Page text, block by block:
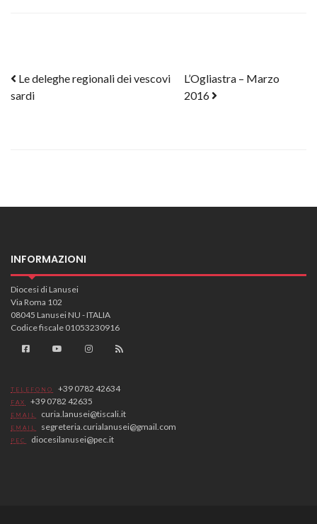
Post navigation
Le deleghe regionali dei vescovi
sardi
L’Ogliastra – Marzo
2016
INFORMAZIONI
Diocesi di Lanusei
Via Roma 102
08045 Lanusei NU - ITALIA
Codice fiscale 01053230916
TELEFONO +39 0782 42634
FAX +39 0782 42635
EMAIL curia.lanusei@tiscali.it
EMAIL segreteria.curialanusei@gmail.com
PEC diocesilanusei@pec.it